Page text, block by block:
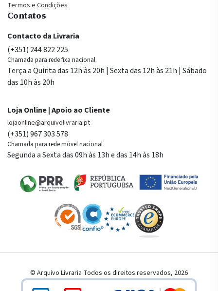
Termos e Condições
Contatos
Contacto da Livraria
(+351) 244 822 225
Chamada para rede fixa nacional
Terça a Quinta das 12h às 20h | Sexta das 12h às 21h | Sábado
das 10h às 20h
Loja Online | Apoio ao Cliente
lojaonline@arquivolivraria.pt
(+351) 967 303 578
Chamada para rede móvel nacional
Segunda a Sexta das 09h às 13h e das 14h às 18h
© Arquivo Livraria Todos os direitos reservados, 2026